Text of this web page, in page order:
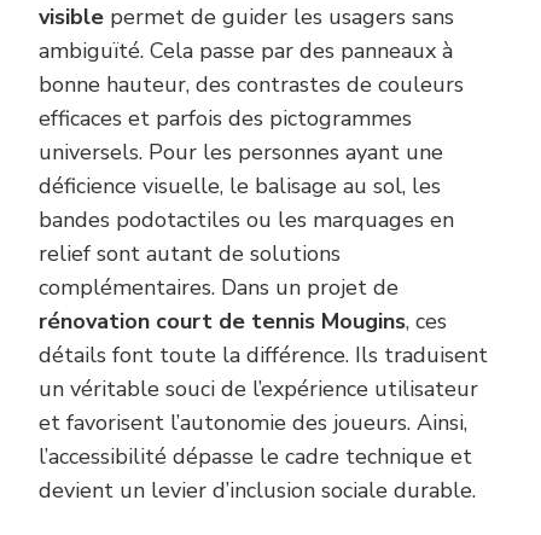
visible permet de guider les usagers sans
ambiguïté. Cela passe par des panneaux à
bonne hauteur, des contrastes de couleurs
efficaces et parfois des pictogrammes
universels. Pour les personnes ayant une
déficience visuelle, le balisage au sol, les
bandes podotactiles ou les marquages en
relief sont autant de solutions
complémentaires. Dans un projet de
rénovation court de tennis Mougins, ces
détails font toute la différence. Ils traduisent
un véritable souci de l’expérience utilisateur
et favorisent l’autonomie des joueurs. Ainsi,
l’accessibilité dépasse le cadre technique et
devient un levier d’inclusion sociale durable.